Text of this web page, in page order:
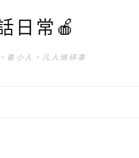
日常🍎
養小人。凡人瑣碎事